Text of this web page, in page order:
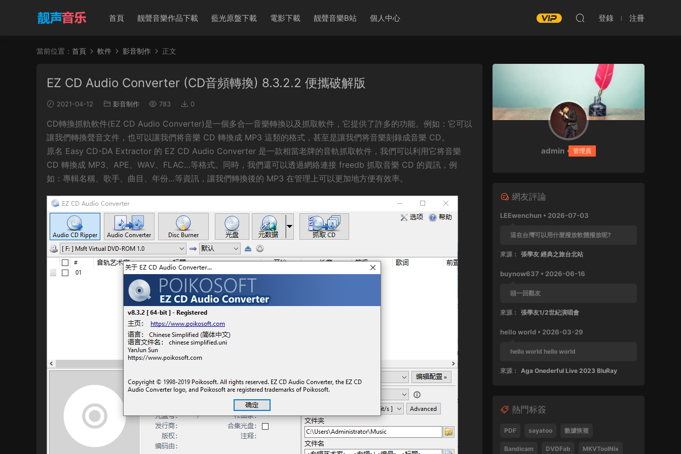
首頁 靓聲音樂作品下載 藍光原盤下載 電影下載 靓聲音樂B站 個人中心 登錄 注冊
當前位置： 首頁 軟件 影音制作 正文
EZ CD Audio Converter (CD音頻轉換) 8.3.2.2 便攜破解版
2021-04-12 影音制作 783 0
CD轉換抓軌軟件(EZ CD Audio Converter)是一個多合一音樂轉換以及抓取軟件，它提供了許多的功能。例如：它可以
讓我們轉換聲音文件，也可以讓我們将音樂 CD 轉換成 MP3 這類的格式，甚至是讓我們将音樂刻錄成音樂 CD。
原名 Easy CD-DA Extractor 的 EZ CD Audio Converter 是一款相當老牌的音軌抓取軟件，我們可以利用它将音樂
CD 轉換成 MP3、APE、WAV、FLAC…等格式。同時，我們還可以透過網絡連接 freedb 抓取音樂 CD 的資訊，例
如：專輯名稱、歌手、曲目、年份…等資訊，讓我們轉換後的 MP3 在管理上可以更加地方便有效率。
admin 管理員
網友評論
LEEwenchun • 2026-07-03
這在台灣可以用什麼撥放軟體撥放呢?
來源： 張學友 經典之旅台北站
buynow637 • 2026-06-16
頭一回觀友
來源： 張學友1/2世紀演唱會
hello world • 2026-03-29
hello world hello world
來源： Aga Onederful Live 2023 BluRay
這張還沒好好完整欣賞過
來源： 張學友 1999 友個人演唱會 60FPS 清晰版
SPad • 2025-04-28
熱門标簽
PDF sayatoo 數據恢複
Bandicam DVDFab MKVToolNix